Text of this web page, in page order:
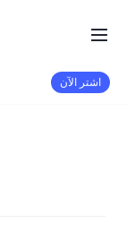
اشتر الآن